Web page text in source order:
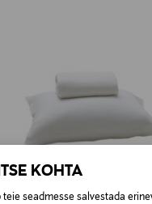
KOHTA
seadmesse salvestada